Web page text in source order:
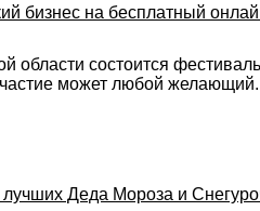
бизнес на бесплатный
области состоится
может любой
Деда Мороза и